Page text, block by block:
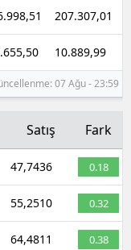
Samsun
Siirt
Sinop
Sivas
Tekirdağ
Trabzon
207.307,01
10.889,99
07 Ağu - 23:59
Satış Fark
47,7436 0.18
55,2510 0.32
64,4811 0.38